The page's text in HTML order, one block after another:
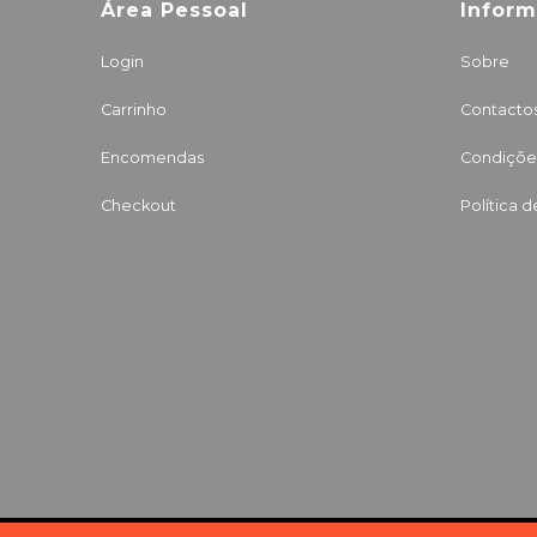
Área Pessoal
Login
Carrinho
Encomendas
Checkout
Sobre
Política